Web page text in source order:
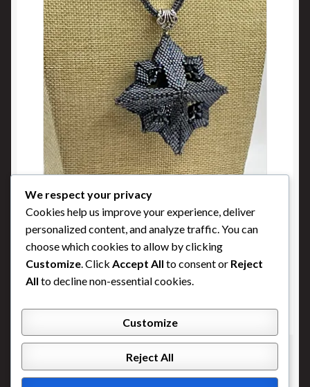
Étoile 3D
Buy Now
© Conception Phenix 2023, Photos d'acceuil : Avril
We respect your privacy
Cookies help us improve your experience, deliver
personalized content, and analyze traffic. You can
choose which cookies to allow by clicking
Customize. Click Accept All to consent or Reject
All to decline non-essential cookies.
Customize
Reject All